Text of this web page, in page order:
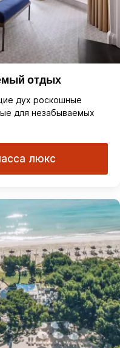
отдых
дух роскошные
для незабываемых
люкс